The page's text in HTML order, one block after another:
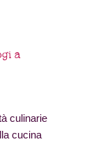
a
culinarie
cucina